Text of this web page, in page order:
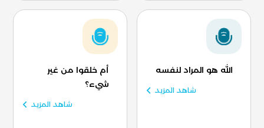
الله هو المراد لنفسه
شاهد المزيد
أم خلقوا من غير
شيء؟
شاهد المزيد